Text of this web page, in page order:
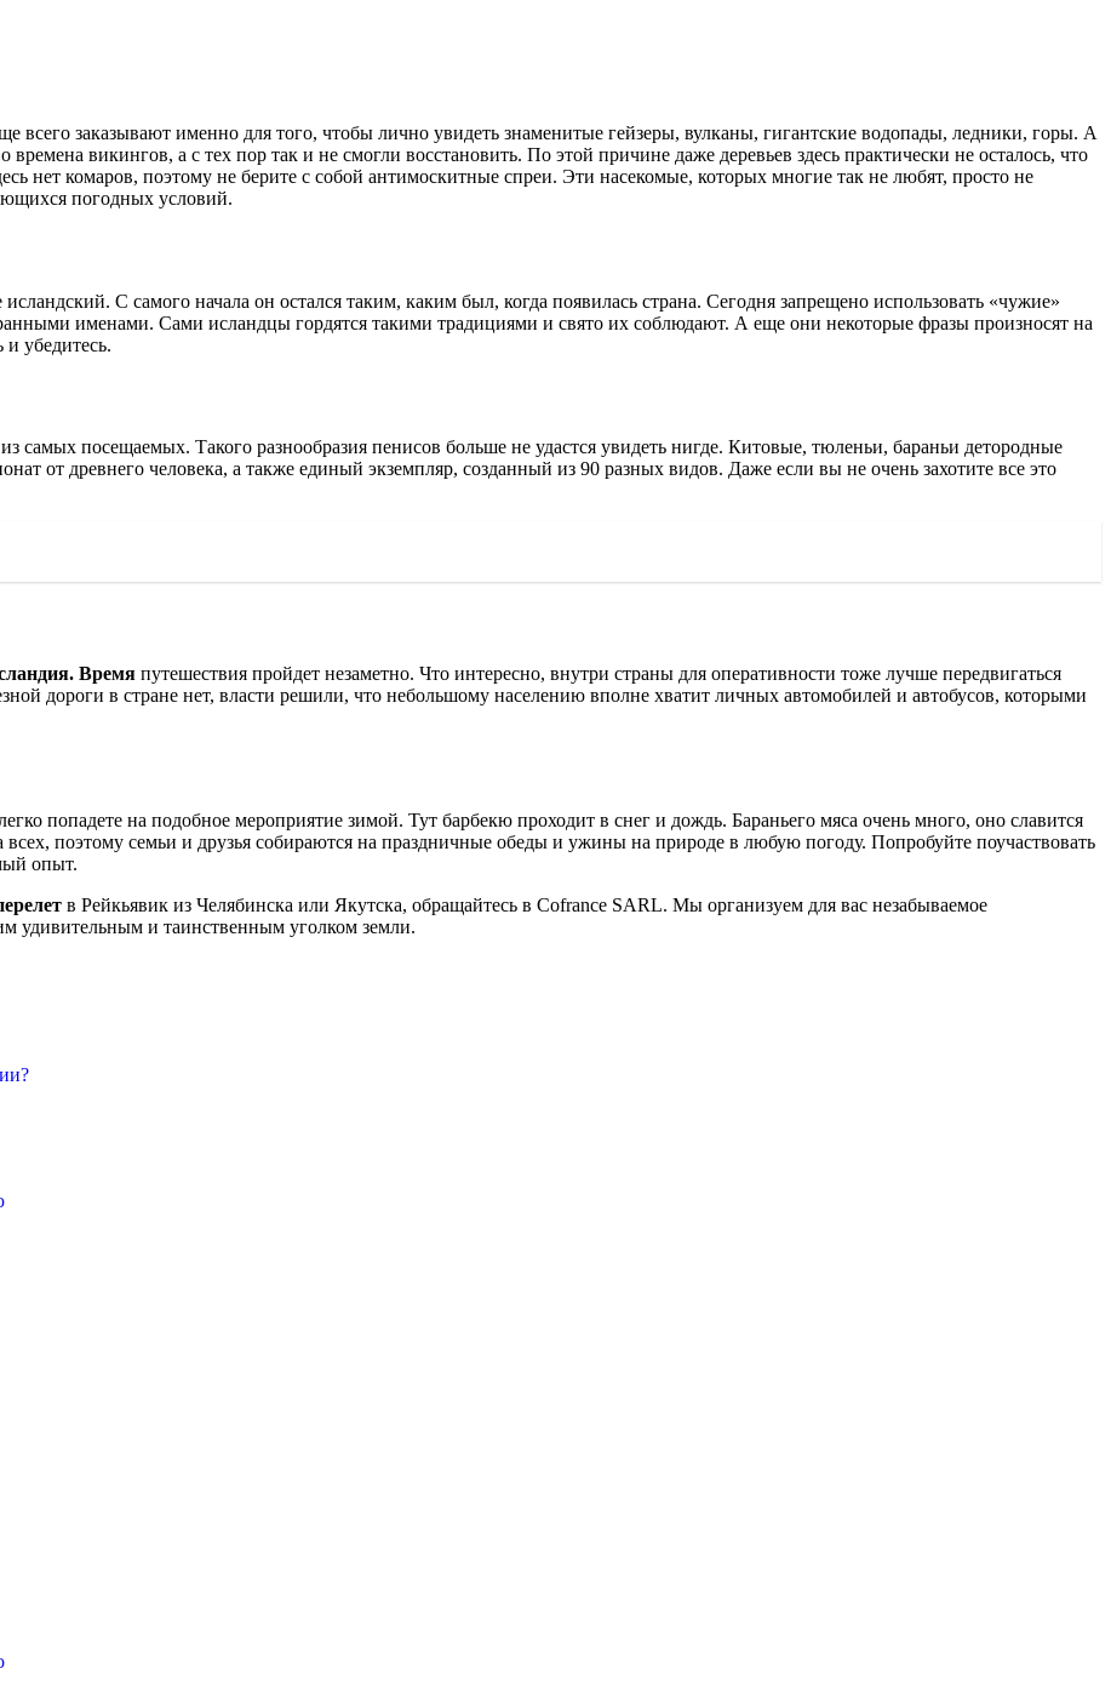
всего заказывают именно для того, чтобы лично увидеть знаменитые гейзеры, вулканы, гигантские водопады, ледники, горы. А
викингов, а с тех пор так и не смогли восстановить. По этой причине даже деревьев здесь практически не осталось, что
нет комаров, поэтому не берите с собой антимоскитные спреи. Эти насекомые, которых многие так не любят, просто не
погодных условий.
С самого начала он остался таким, каким был, когда появилась страна. Сегодня запрещено использовать «чужие»
именами. Сами исландцы гордятся такими традициями и свято их соблюдают. А еще они некоторые фразы произносят на
убедитесь.
самых посещаемых. Такого разнообразия пенисов больше не удастся увидеть нигде. Китовые, тюленьи, бараньи детородные
от древнего человека, а также единый экземпляр, созданный из 90 разных видов. Даже если вы не очень захотите все это
Время путешествия пройдет незаметно. Что интересно, внутри страны для оперативности тоже лучше передвигаться
дороги в стране нет, власти решили, что небольшому населению вполне хватит личных автомобилей и автобусов, которыми
попадете на подобное мероприятие зимой. Тут барбекю проходит в снег и дождь. Бараньего мяса очень много, оно славится
поэтому семьи и друзья собираются на праздничные обеды и ужины на природе в любую погоду. Попробуйте поучаствовать
опыт.
в Рейкьявик из Челябинска или Якутска, обращайтесь в Cofrance SARL. Мы организуем для вас незабываемое
удивительным и таинственным уголком земли.